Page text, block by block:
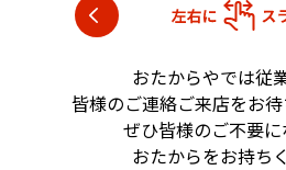
おたからやでは従
皆様のご連絡ご来店をお待
ぜひ皆様のご不要
おたからをお持ち